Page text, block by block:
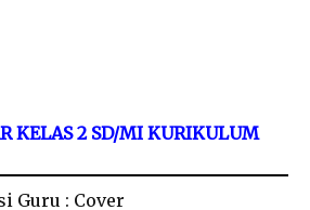
KELAS 2 SD/MI KURIKULUM
Guru : Cover